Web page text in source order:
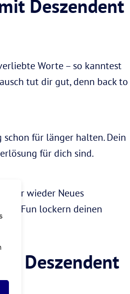
Deszendent
Worte – so kanntest
tut dir gut, denn back to
schon für länger halten. Dein
für dich sind.
wieder Neues
Fun lockern deinen
Deszendent